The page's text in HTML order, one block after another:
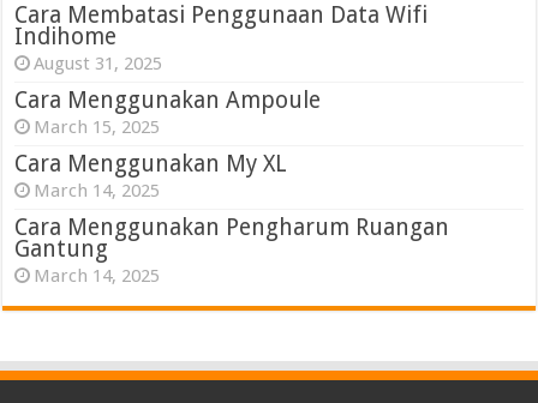
Cara Membatasi Penggunaan Data Wifi
Indihome
August 31, 2025
Cara Menggunakan Ampoule
March 15, 2025
Cara Menggunakan My XL
March 14, 2025
Cara Menggunakan Pengharum Ruangan
Gantung
March 14, 2025